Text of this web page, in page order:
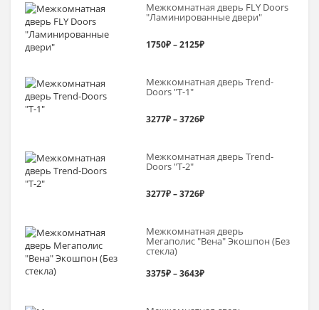
Межкомнатная дверь FLY Doors
"Ламинированные двери"
1750₽–2125₽Диапазон
1750₽
Межкомнатная дверь Trend-
Doоrs "Т-1"
3277₽–3726₽Диапазон
3277₽
Межкомнатная дверь Trend-
Doоrs "Т-2"
3277₽–3726₽Диапазон
3277₽
Межкомнатная дверь
Мегаполис "Вена" Экошпон (Без
стекла)
3375₽–3643₽Диапазон